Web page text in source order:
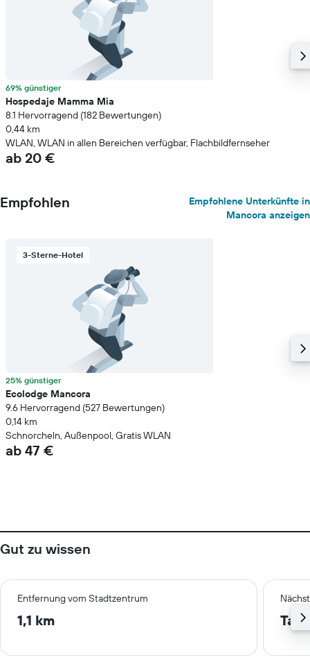
69% günstiger
Hospedaje Mamma Mia
8.1 Hervorragend (182 Bewertungen)
0,44 km
WLAN, WLAN in allen Bereichen verfügbar, Flachbildfernseher
ab 20 €
Empfohlen
Empfohlene Unterkünfte in
Mancora anzeigen
3-Sterne-Hotel
25% günstiger
Ecolodge Mancora
9.6 Hervorragend (527 Bewertungen)
0,14 km
Schnorcheln, Außenpool, Gratis WLAN
ab 47 €
Gut zu wissen
Entfernung vom Stadtzentrum
1,1 km